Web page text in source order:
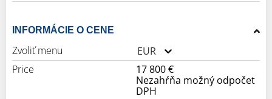
INFORMÁCIE O CENE
Zvoliť menu
EUR
Price
17 800 €
Nezahŕňa možný odpočet
DPH